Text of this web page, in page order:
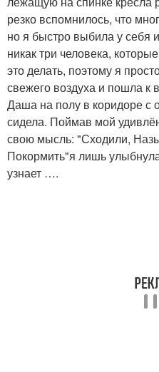
резко вспомнилось, что
но я быстро выбила у себя
никак три человека,
это делать, поэтому я
свежего воздуха и пошла к
Даша на полу в коридоре с
сидела. Поймав мой
свою мысль: "Сходили,
Покормить"я лишь
узнает ….